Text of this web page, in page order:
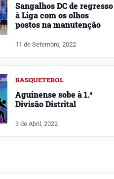
Sangalhos DC de regresso
à Liga com os olhos
postos na manutenção
11 de Setembro, 2022
BASQUETEBOL
Aguinense sobe à 1.ª
Divisão Distrital
3 de Abril, 2022